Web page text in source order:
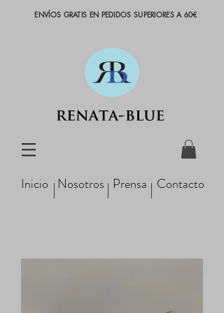
ENVÍOS GRATIS EN PEDIDOS SUPERIORES A 60€
Inicio Nosotros Prensa Contacto